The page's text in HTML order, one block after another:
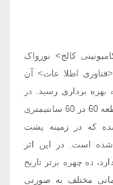
کالج> نورواک
اطلا عات> آن
2003 تکمیل و به بهره برداری رسید. در
جداره داخلی آتریوم 5800 مترمربعی آن 55 قطعه 60 در 60 سانتیمتری
که در زمینه پشت
است. در این اثر
نام دارد، ده چهره برتر تاریخ
مختلف به صورتی